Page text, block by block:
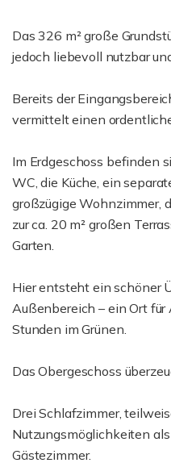
Das 326 m² große
jedoch liebevoll nutzbar
Bereits der
vermittelt einen
Im Erdgeschoss befinden
WC, die Küche, ein
großzügige Wohnzimmer,
zur ca. 20 m² großen
Garten.
Hier entsteht ein schöner
Außenbereich – ein Ort
Stunden im Grünen.
Das Obergeschoss
Drei Schlafzimmer,
Nutzungsmöglichkeiten
Gästezimmer.